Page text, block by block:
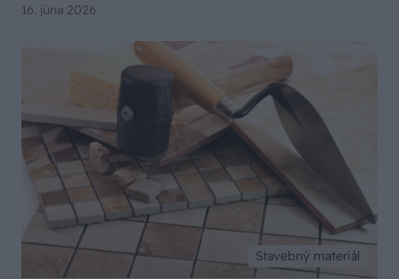
16. júna 2026
Stavebný materiál